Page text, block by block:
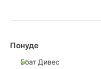
Понуде
Боат Дивес